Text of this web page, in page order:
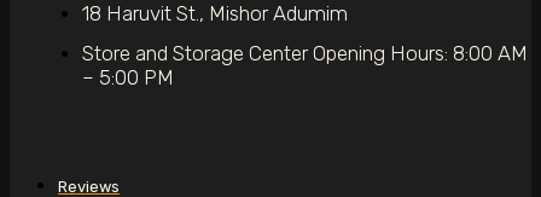
18 Haruvit St., Mishor Adumim
Store and Storage Center Opening Hours: 8:00 AM
– 5:00 PM
Reviews